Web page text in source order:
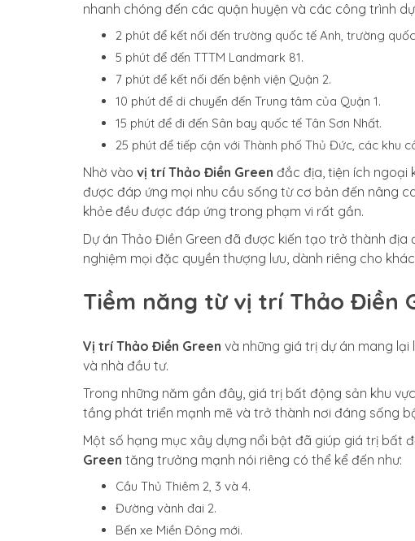
nhanh chóng đến các quận huyện và các công trình
2 phút để kết nối đến trường quốc tế Anh, trường
5 phút để đến TTTM Landmark 81.
7 phút để kết nối đến bệnh viện Quận 2.
10 phút để di chuyển đến Trung tâm của Quận 1.
15 phút để đi đến Sân bay quốc tế Tân Sơn Nhất.
25 phút để tiếp cận với Thành phố Thủ Đức, các khu
Nhờ vào vị trí Thảo Điền Green đắc địa, tiện ích ngoại
được đáp ứng mọi nhu cầu sống từ cơ bản đến nâng
khỏe đều được đáp ứng trong phạm vi rất gần.
Dự án Thảo Điền Green đã được kiến tạo trở thành
nghiệm mọi đặc quyền thượng lưu, dành riêng cho
Tiềm năng từ vị trí Thảo Điền
Vị trí Thảo Điền Green và những giá trị dự án mang
và nhà đầu tư.
Trong những năm gần đây, giá trị bất động sản khu
tầng phát triển mạnh mẽ và trở thành nơi đáng sống
Một số hạng mục xây dựng nổi bật đã giúp giá trị bất
Green tăng trưởng mạnh nói riêng có thể kể đến như:
Cầu Thủ Thiêm 2, 3 và 4.
Đường vành đai 2.
Bến xe Miền Đông mới.